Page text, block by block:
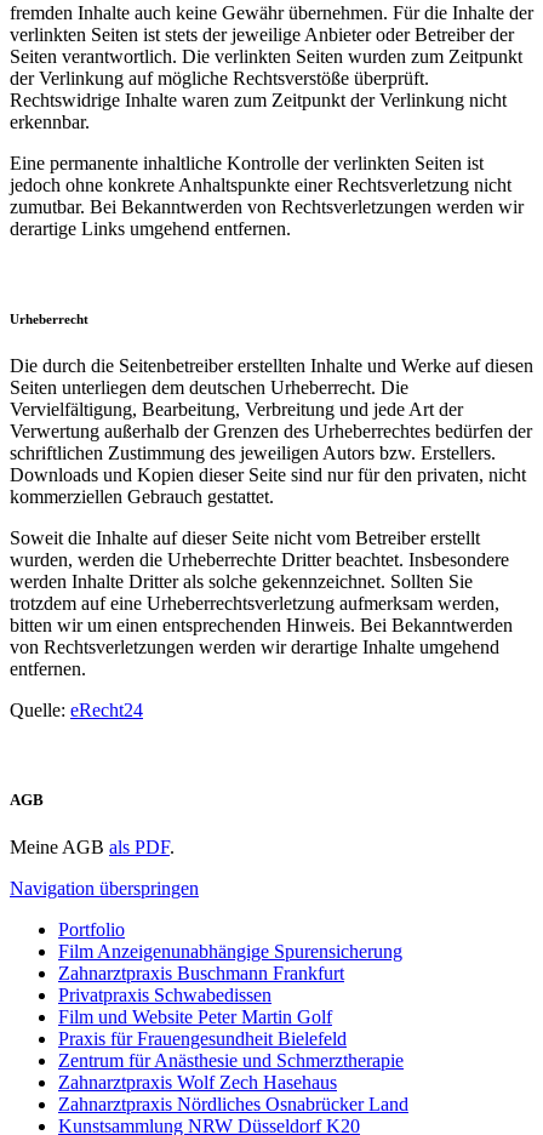
fremden Inhalte auch keine Gewähr übernehmen. Für die Inhalte der
verlinkten Seiten ist stets der jeweilige Anbieter oder Betreiber der
Seiten verantwortlich. Die verlinkten Seiten wurden zum Zeitpunkt
der Verlinkung auf mögliche Rechtsverstöße überprüft.
Rechtswidrige Inhalte waren zum Zeitpunkt der Verlinkung nicht
erkennbar.
Eine permanente inhaltliche Kontrolle der verlinkten Seiten ist
jedoch ohne konkrete Anhaltspunkte einer Rechtsverletzung nicht
zumutbar. Bei Bekanntwerden von Rechtsverletzungen werden wir
derartige Links umgehend entfernen.
Urheberrecht
Die durch die Seitenbetreiber erstellten Inhalte und Werke auf diesen
Seiten unterliegen dem deutschen Urheberrecht. Die
Vervielfältigung, Bearbeitung, Verbreitung und jede Art der
Verwertung außerhalb der Grenzen des Urheberrechtes bedürfen der
schriftlichen Zustimmung des jeweiligen Autors bzw. Erstellers.
Downloads und Kopien dieser Seite sind nur für den privaten, nicht
kommerziellen Gebrauch gestattet.
Soweit die Inhalte auf dieser Seite nicht vom Betreiber erstellt
wurden, werden die Urheberrechte Dritter beachtet. Insbesondere
werden Inhalte Dritter als solche gekennzeichnet. Sollten Sie
trotzdem auf eine Urheberrechtsverletzung aufmerksam werden,
bitten wir um einen entsprechenden Hinweis. Bei Bekanntwerden
von Rechtsverletzungen werden wir derartige Inhalte umgehend
entfernen.
Quelle: eRecht24
AGB
Meine AGB als PDF.
Navigation überspringen
Portfolio
Film Anzeigenunabhängige Spurensicherung
Zahnarztpraxis Buschmann Frankfurt
Privatpraxis Schwabedissen
Film und Website Peter Martin Golf
Praxis für Frauengesundheit Bielefeld
Zentrum für Anästhesie und Schmerztherapie
Zahnarztpraxis Wolf Zech Hasehaus
Zahnarztpraxis Nördliches Osnabrücker Land
Kunstsammlung NRW Düsseldorf K20